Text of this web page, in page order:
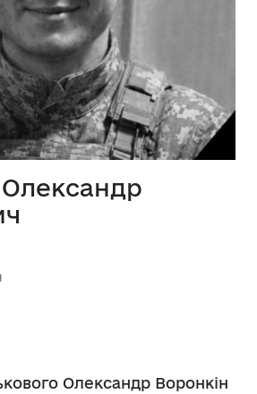
Олександр Воронкін